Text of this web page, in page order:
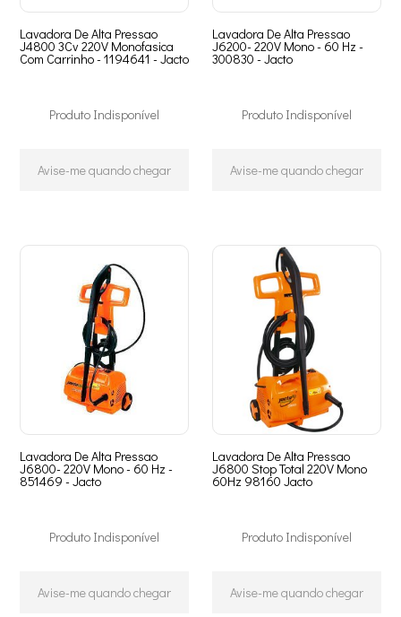
Lavadora De Alta Pressao
J4800 3Cv 220V Monofasica
Com Carrinho - 1194641 - Jacto
Produto Indisponível
Avise-me quando chegar
Lavadora De Alta Pressao
J6200- 220V Mono - 60 Hz -
300830 - Jacto
Produto Indisponível
Avise-me quando chegar
Lavadora De Alta Pressao
J6800- 220V Mono - 60 Hz -
851469 - Jacto
Produto Indisponível
Avise-me quando chegar
Lavadora De Alta Pressao
J6800 Stop Total 220V Mono
60Hz 98160 Jacto
Produto Indisponível
Avise-me quando chegar